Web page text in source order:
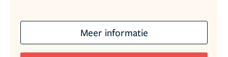
Meer informatie